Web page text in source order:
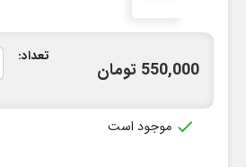
550,000 تومان
تعداد:
 موجود است